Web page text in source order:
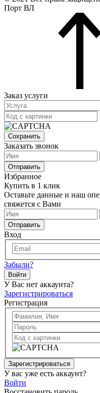
Порт ВЛ
Заказ услуги
Сохранить
Заказать звонок
Отправить
Избранное
Купить в 1 клик
Оставьте данные и наш
свяжется с Вами
Отправить
Вход
Забыли?
Войти
У Вас нет аккаунта?
Зарегистрироваться
Регистрация
Зарегистрироваться
У вас уже есть аккаунт?
Войти